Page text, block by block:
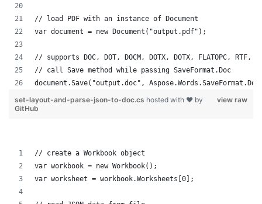
// load PDF with an instance of Document
var document = new Document("output.pdf");
// supports DOC, DOT, DOCM, DOTX, DOTX, FLATOPC,
// call Save method while passing SaveFormat.Doc
document.Save("output.doc",
view raw
set-layout-and-parse-json-to-doc.cs hosted with ❤ by
GitHub
// create a Workbook object
var workbook = new Workbook();
var worksheet = workbook.Worksheets[0];